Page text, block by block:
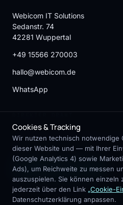
Webicom IT Solutions
Sedanstr. 74
42281 Wuppertal
+49 15566 270003
hallo@webicom.de
WhatsApp
Lieber kurz reden als lang
kostenlos & unverbindlich.
Erstgespräch buchen→
Oder perE-Mail ·Telefon·WhatsApp
Cookies & Tracking
Wir nutzen technisch notwendige
dieser Website und — mit Ihrer
(Google Analytics 4) sowie
Ads), um Reichweite zu messen
auszuspielen. Sie können einzeln
jederzeit über den Link „Cookie-
Datenschutzerklärung anpassen.